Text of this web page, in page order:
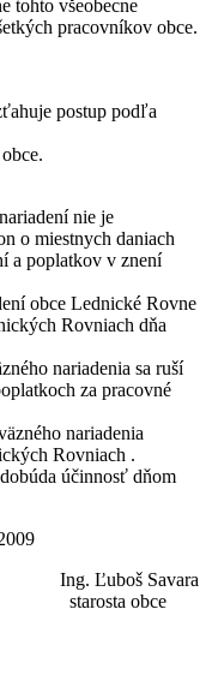
tohto všeobecne
pracovníkov obce.
postup podľa
nie je
o miestnych daniach
a poplatkov v znení
obce Lednické Rovne
Rovniach dňa
nariadenia sa ruší
za pracovné
nariadenia
Rovniach .
účinnosť dňom